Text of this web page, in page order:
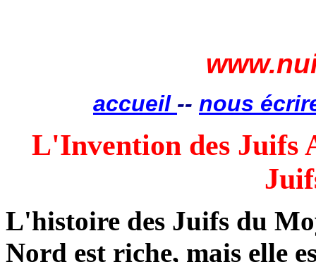
accueil -- nous
L'Invention des Juifs
L'histoire des Juifs du
Nord est riche, mais elle